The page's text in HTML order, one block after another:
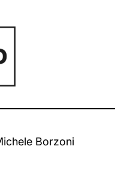
Borzoni